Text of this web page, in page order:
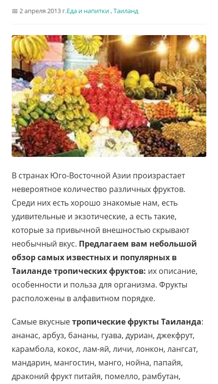
2 апреля 2013 г.Еда и напитки,Таиланд
В странах Юго-Восточной Азии произрастает
невероятное количество различных фруктов.
Среди них есть хорошо знакомые нам, есть
удивительные и экзотические, а есть такие,
которые за привычной внешностью скрывают
необычный вкус. Предлагаем вам небольшой
обзор самых известных и популярных в
Таиланде тропических фруктов: их описание,
особенности и польза для организма. Фрукты
расположены в алфавитном порядке.
Самые вкусныетропические фрукты Таиланда:
ананас, арбуз, бананы, гуава, дуриан, джекфрут,
карамбола, кокос, лам-яй, личи, лонкон, лангсат,
мандарин, мангостин, манго, нойна, папайя,
драконий фрукт питайя, помелло, рамбутан,